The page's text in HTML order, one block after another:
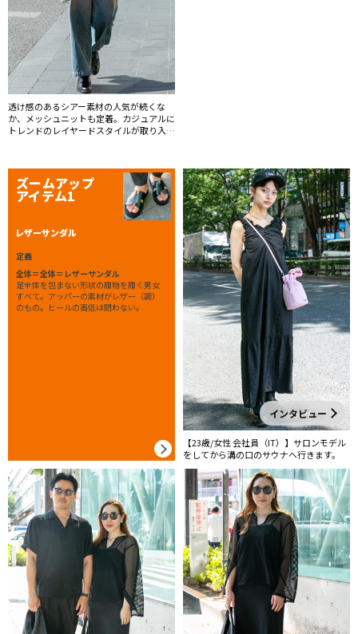
透け感のあるシアー素材の人気が続くな
か、メッシュニットも定着。カジュアルに
トレンドのレイヤードスタイルが取り入れ
ズームアップ
アイテム1
レザーサンダル
定義
全体＝全体＝レザーサンダル
足全体を包まない形状の履物を履く男女
すべて。アッパーの素材がレザー（調）
のもの。ヒールの高低は問わない。
インタビュー
【23歳/女性 会社員（IT）】サロンモデル
をしてから溝の口のサウナへ行きます。